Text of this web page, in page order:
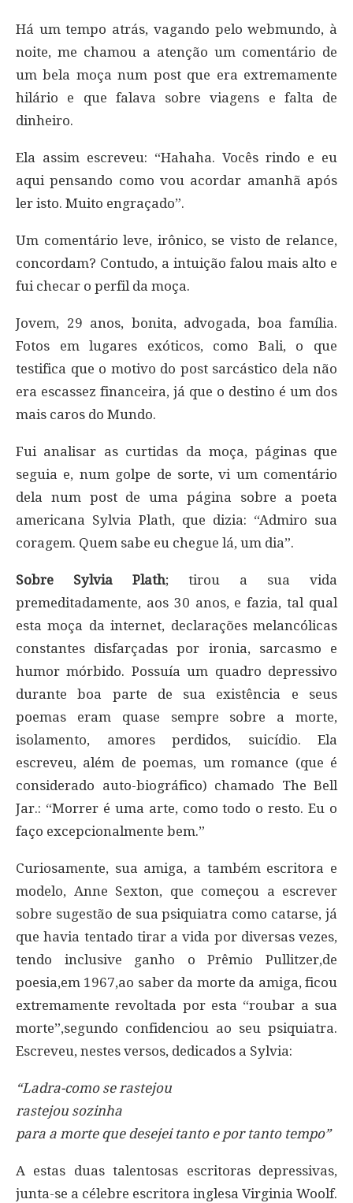
Há um tempo atrás, vagando pelo webmundo, à
noite, me chamou a atenção um comentário de
um bela moça num post que era extremamente
hilário e que falava sobre viagens e falta de
dinheiro.
Ela assim escreveu: “Hahaha. Vocês rindo e eu
aqui pensando como vou acordar amanhã após
ler isto. Muito engraçado”.
Um comentário leve, irônico, se visto de relance,
concordam? Contudo, a intuição falou mais alto e
fui checar o perfil da moça.
Jovem, 29 anos, bonita, advogada, boa família.
Fotos em lugares exóticos, como Bali, o que
testifica que o motivo do post sarcástico dela não
era escassez financeira, já que o destino é um dos
mais caros do Mundo.
Fui analisar as curtidas da moça, páginas que
seguia e, num golpe de sorte, vi um comentário
dela num post de uma página sobre a poeta
americana Sylvia Plath, que dizia: “Admiro sua
coragem. Quem sabe eu chegue lá, um dia”.
Sobre Sylvia Plath; tirou a sua vida
premeditadamente, aos 30 anos, e fazia, tal qual
esta moça da internet, declarações melancólicas
constantes disfarçadas por ironia, sarcasmo e
humor mórbido. Possuía um quadro depressivo
durante boa parte de sua existência e seus
poemas eram quase sempre sobre a morte,
isolamento, amores perdidos, suicídio. Ela
escreveu, além de poemas, um romance (que é
considerado auto-biográfico) chamado The Bell
Jar.: “Morrer é uma arte, como todo o resto. Eu o
faço excepcionalmente bem.”
Curiosamente, sua amiga, a também escritora e
modelo, Anne Sexton, que começou a escrever
sobre sugestão de sua psiquiatra como catarse, já
que havia tentado tirar a vida por diversas vezes,
tendo inclusive ganho o Prêmio Pullitzer,de
poesia,em 1967,ao saber da morte da amiga, ficou
extremamente revoltada por esta “roubar a sua
morte”,segundo confidenciou ao seu psiquiatra.
Escreveu, nestes versos, dedicados a Sylvia:
“Ladra-como se rastejou
rastejou sozinha
para a morte que desejei tanto e por tanto tempo”
A estas duas talentosas escritoras depressivas,
junta-se a célebre escritora inglesa Virginia Woolf.